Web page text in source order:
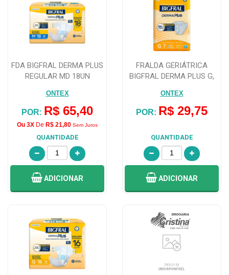
FDA BIGFRAL DERMA PLUS
REGULAR MD 18UN
ONTEX
POR: R$ 65,40
Ou 3X De R$ 21,80 Sem Juros
QUANTIDADE
ADICIONAR
FRALDA GERIÁTRICA
BIGFRAL DERMA PLUS G,
ONTEX
POR: R$ 29,75
QUANTIDADE
ADICIONAR